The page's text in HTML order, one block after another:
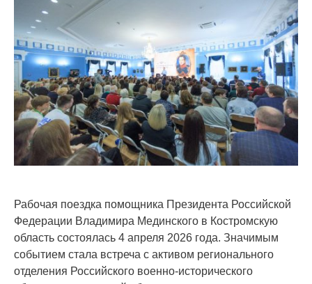
Рабочая поездка помощника Президента Российской
Федерации Владимира Мединского в Костромскую
область состоялась 4 апреля 2026 года. Значимым
событием стала встреча с активом регионального
отделения Российского военно-исторического